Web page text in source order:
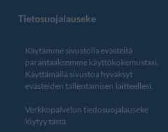
Tietosuojalauseke
Käytämme sivustolla evästeitä
parantaaksemme käyttökokemustasi.
Käyttämällä sivustoa hyväksyt
evästeiden tallentamisen laitteellesi.
Verkkopalvelun tiedosuojalauseke
löytyy tästä.